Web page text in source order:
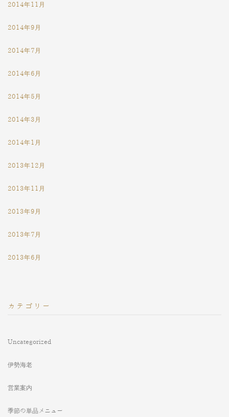
2014年11月
2014年9月
2014年7月
2014年6月
2014年5月
2014年3月
2014年1月
2013年12月
2013年11月
2013年9月
2013年7月
2013年6月
カテゴリー
Uncategorized
伊勢海老
営業案内
季節の単品メニュー